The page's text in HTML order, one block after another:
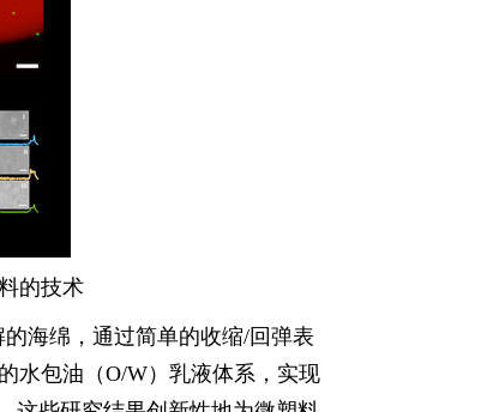
的技术
海绵，通过简单的收缩/回弹表
水包油（O/W）乳液体系，实现